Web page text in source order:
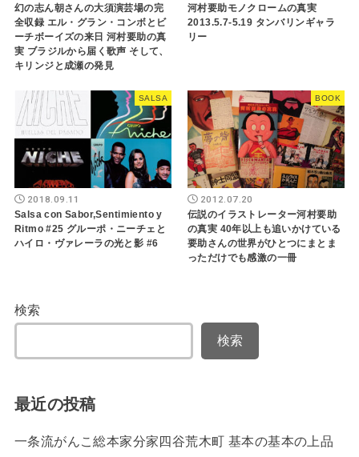
幻の志ん朝さんの大須演芸場の完
全収録 エル・グラン・コンボとビ
ーチボーイズの来日 河村要助の真
実 ブラジルから届く歌声 そして、
キリンジと成瀬の発見
河村要助モノクロームの真実
2013.5.7-5.19 タンバリンギャラ
リー
SALSA
2018.09.11
Salsa con Sabor,Sentimiento y
Ritmo #25 グルーポ・ニーチェと
ハイロ・ヴァレーラの光と影 #6
BOOK
2012.07.20
伝説のイラストレーター河村要助
の真実 40年以上も追いかけている
要助さんの世界がひとつにまとま
っただけでも感激の一冊
検索
検索
最近の投稿
一条流がんこ総本家分家四谷荒木町 基本の基本の上品